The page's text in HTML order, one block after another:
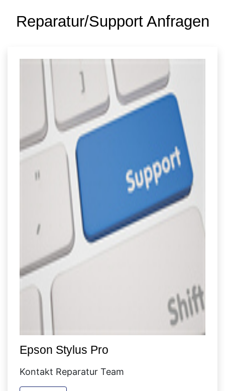
Reparatur/Support Anfragen
Epson Stylus Pro
Kontakt Reparatur Team